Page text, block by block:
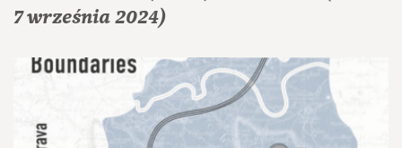
7 września 2024)